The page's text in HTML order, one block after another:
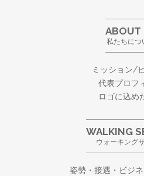
ABOUT
私たちにつ
ミッション/
代表プロフ
ロゴに込め
WALKING
ウォーキング
姿勢・接遇・ビジ